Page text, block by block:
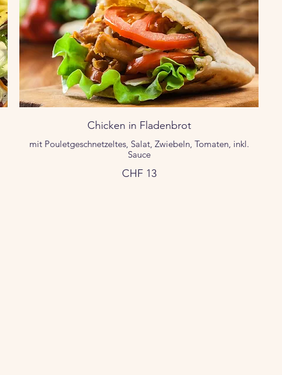
Chicken in Fladenbrot
mit Pouletgeschnetzeltes, Salat, Zwiebeln, Tomaten, inkl.
Sauce
CHF 13